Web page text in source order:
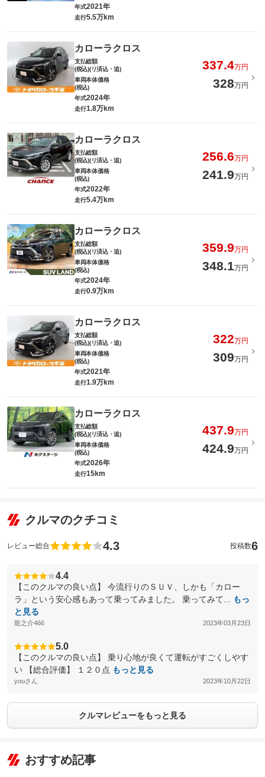
年式2021年
走行5.5万km
カローラクロス
支払総額
(税込)(リ済込・追)
337.4万円
車両本体価格
(税込)
328万円
年式2024年
走行1.8万km
カローラクロス
支払総額
(税込)(リ済込・追)
256.6万円
車両本体価格
(税込)
241.9万円
年式2022年
走行5.4万km
カローラクロス
支払総額
(税込)(リ済込・追)
359.9万円
車両本体価格
(税込)
348.1万円
年式2024年
走行0.9万km
カローラクロス
支払総額
(税込)(リ済込・追)
322万円
車両本体価格
(税込)
309万円
年式2021年
走行1.9万km
カローラクロス
支払総額
(税込)(リ済込・追)
437.9万円
車両本体価格
(税込)
424.9万円
年式2026年
走行15km
クルマのクチコミ
レビュー総合 4.3 投稿数6
4.4
【このクルマの良い点】 今流行りのＳＵＶ、しかも「カロー
ラ」という安心感もあって乗ってみました。 乗ってみて...
もっ
と見る
龍之介466 2023年03月23日
5.0
【このクルマの良い点】 乗り心地が良くて運転がすごくしやす
い 【総合評価】 １２０点 もっと見る
youさん 2023年10月22日
クルマレビューをもっと見る
おすすめ記事